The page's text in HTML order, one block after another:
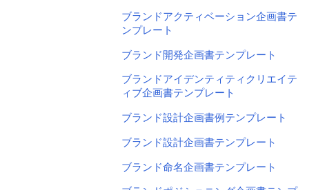
ブランドアクティベーション企画書テ
ンプレート
ブランド開発企画書テンプレート
ブランドアイデンティティクリエイテ
ィブ企画書テンプレート
ブランド設計企画書例テンプレート
ブランド設計企画書テンプレート
ブランド命名企画書テンプレート